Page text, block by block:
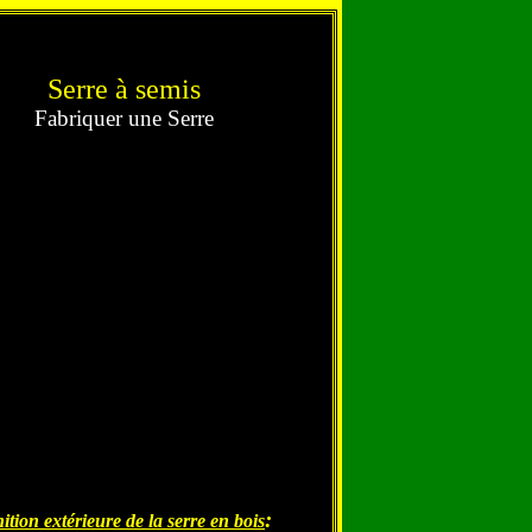
Serre à semis
Fabriquer une Serre
extérieure de la serre en bois: